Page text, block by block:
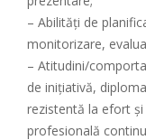
– Abilităţi de
monitorizare,
– Atitudini/
de inițiativă,
rezistentă la efort
profesională